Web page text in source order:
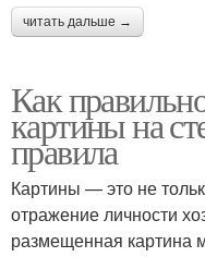
читать дальше →
Как
картины на
правила
Картины — это не
отражение личности
размещенная картина